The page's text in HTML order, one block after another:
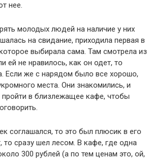
нее.
молодых людей на наличие у них
на свидание, приходила первая в
выбирала сама. Там смотрела из
ей не нравилось, как он одет, то
Если же с нарядом было все хорошо,
места. Они знакомились, и
пройти в близлежащее кафе, чтобы
соглашался, то это был плюсик в его
то сразу шел лесом. В кафе, где одна
300 рублей (а по тем ценам это, ой,